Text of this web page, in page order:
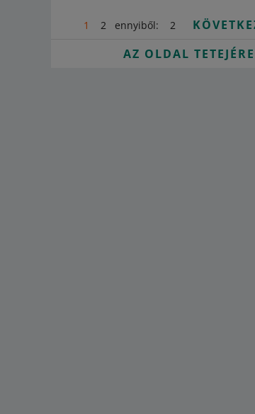
1 2 ennyiből: 2
AZ OLDAL TETEJÉRE